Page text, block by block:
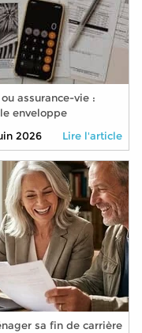
ou assurance-vie :
enveloppe
en 2026 ?
2026 Lire l'article
sa fin de carrière